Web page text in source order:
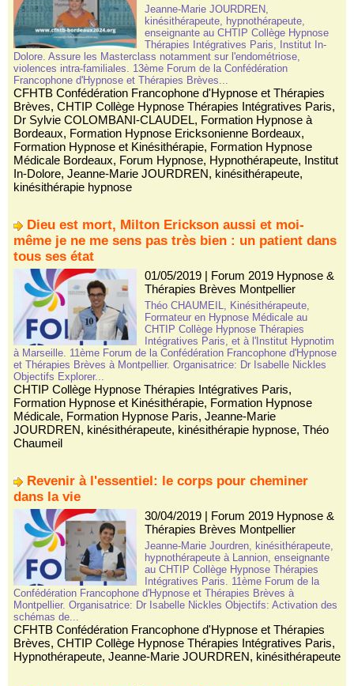
Jeanne-Marie JOURDREN,
kinésithérapeute, hypnothérapeute,
enseignante au CHTIP Collège Hypnose
Thérapies Intégratives Paris, Institut In-
Dolore. Assure les Masterclass notamment sur l'endométriose,
violences intra-familiales. 13ème Forum de la Confédération
Francophone d'Hypnose et Thérapies Brèves...
CFHTB Confédération Francophone d'Hypnose et Thérapies
Brèves, CHTIP Collège Hypnose Thérapies Intégratives Paris,
Dr Sylvie COLOMBANI-CLAUDEL, Formation Hypnose à
Bordeaux, Formation Hypnose Ericksonienne Bordeaux,
Formation Hypnose et Kinésithérapie, Formation Hypnose
Médicale Bordeaux, Forum Hypnose, Hypnothérapeute, Institut
In-Dolore, Jeanne-Marie JOURDREN, kinésithérapeute,
kinésithérapie hypnose
Dieu est mort, Milton Erickson aussi et moi-
même je ne me sens pas très bien : un patient dans
tous ses état
01/05/2019| Forum 2019 Hypnose &
Thérapies Brèves Montpellier
Théo CHAUMEIL, Kinésithérapeute,
Formateur en Hypnose Médicale au
CHTIP Collège Hypnose Thérapies
Intégratives Paris, et à l'Institut Hypnotim
à Marseille. 11ème Forum de la Confédération Francophone d'Hypnose
et Thérapies Brèves à Montpellier. Organisatrice: Dr Isabelle Nickles
Objectifs Explorer...
CHTIP Collège Hypnose Thérapies Intégratives Paris,
Formation Hypnose et Kinésithérapie, Formation Hypnose
Médicale, Formation Hypnose Paris, Jeanne-Marie
JOURDREN, kinésithérapeute, kinésithérapie hypnose, Théo
Chaumeil
Revenir à l'essentiel: le corps pour cheminer
dans la vie
30/04/2019| Forum 2019 Hypnose &
Thérapies Brèves Montpellier
Jeanne-Marie Jourdren, kinésithérapeute,
hypnothérapeute à Lannion, enseignante
au CHTIP Collège Hypnose Thérapies
Intégratives Paris. 11ème Forum de la
Confédération Francophone d'Hypnose et Thérapies Brèves à
Montpellier. Organisatrice: Dr Isabelle Nickles Objectifs: Activation des
schémas de...
CFHTB Confédération Francophone d'Hypnose et Thérapies
Brèves, CHTIP Collège Hypnose Thérapies Intégratives Paris,
Hypnothérapeute, Jeanne-Marie JOURDREN, kinésithérapeute